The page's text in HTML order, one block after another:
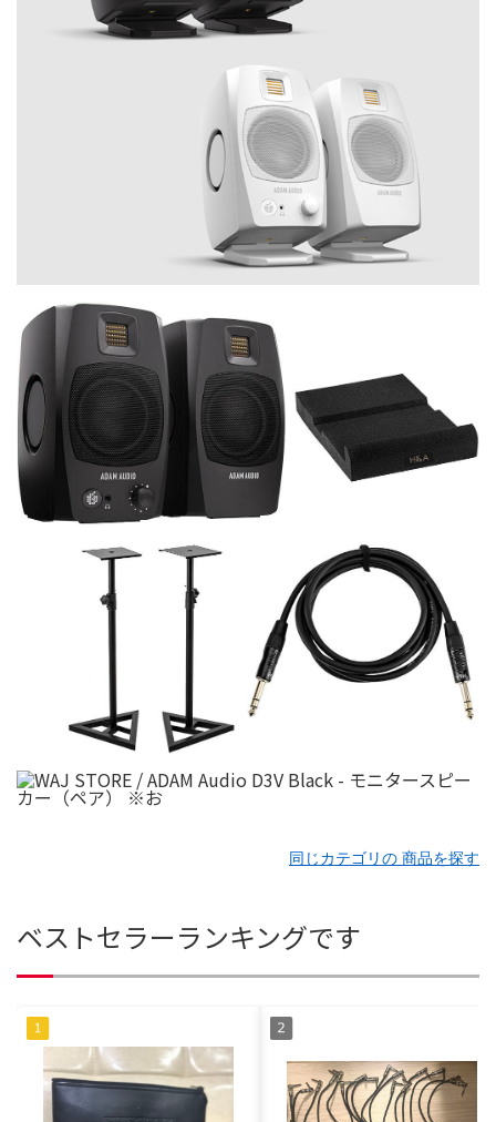
同じカテゴリの 商品を探す
ベストセラーランキングです